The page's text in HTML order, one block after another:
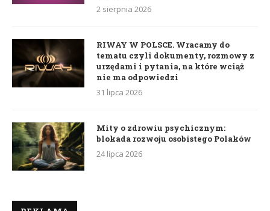
2 sierpnia 2026
RIWAY W POLSCE. Wracamy do
tematu czyli dokumenty, rozmowy z
urzędami i pytania, na które wciąż
nie ma odpowiedzi
31 lipca 2026
Mity o zdrowiu psychicznym:
blokada rozwoju osobistego Polaków
24 lipca 2026